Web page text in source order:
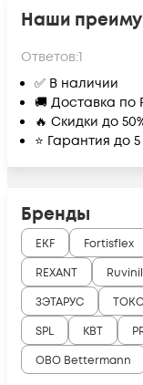
Наши
Ответов:1
✅ В наличии
🚚 Доставка по
🔥 Скидки до
⭐ Гарантия до
Бренды
EKF Fortisflex
REXANT
Ruvinil
ЗЭТАРУС
SPL
КВТ
OBO Bettermann